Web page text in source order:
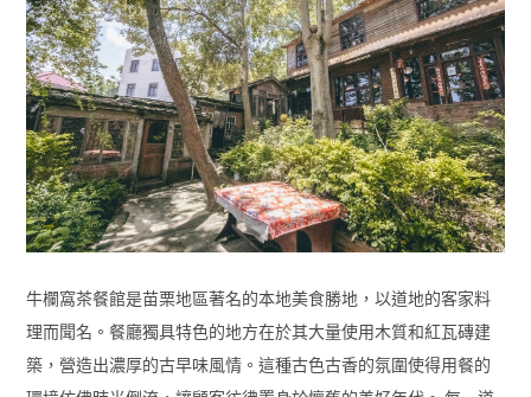
牛欄窩茶餐館是苗栗地區著名的本地美食勝地，以道地的客家料
理而聞名。餐廳獨具特色的地方在於其大量使用木質和紅瓦磚建
築，營造出濃厚的古早味風情。這種古色古香的氛圍使得用餐的